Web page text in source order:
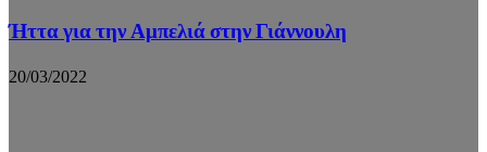
Ήττα για την Αμπελιά στην Γιάννουλη
20/03/2022